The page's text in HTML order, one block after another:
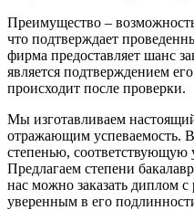
Преимущество –
что подтверждает
фирма предоставляет шанс
является подтверждением
происходит после проверки.
Мы изготавливаем
отражающим успеваемость.
степенью, соответствующую
Предлагаем степени
нас можно заказать диплом
уверенным в его